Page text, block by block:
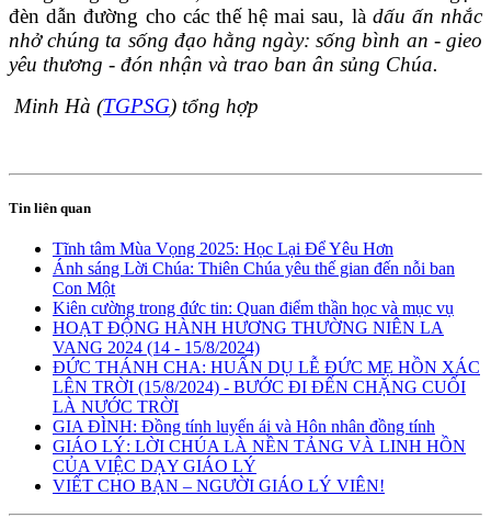
đèn dẫn đường cho các thế hệ mai sau, là dấu ấn nhắc
nhở chúng ta sống đạo hằng ngày: sống bình an - gieo
yêu thương - đón nhận và trao ban ân sủng Chúa.
Minh Hà (TGPSG) tổng hợp
Tin liên quan
Tĩnh tâm Mùa Vọng 2025: Học Lại Để Yêu Hơn
Ánh sáng Lời Chúa: Thiên Chúa yêu thế gian đến nỗi ban
Con Một
Kiên cường trong đức tin: Quan điểm thần học và mục vụ
HOẠT ĐỘNG HÀNH HƯƠNG THƯỜNG NIÊN LA
VANG 2024 (14 - 15/8/2024)
ĐỨC THÁNH CHA: HUẤN DỤ LỄ ĐỨC MẸ HỒN XÁC
LÊN TRỜI (15/8/2024) - BƯỚC ĐI ĐẾN CHẶNG CUỐI
LÀ NƯỚC TRỜI
GIA ĐÌNH: Đồng tính luyến ái và Hôn nhân đồng tính
GIÁO LÝ: LỜI CHÚA LÀ NỀN TẢNG VÀ LINH HỒN
CỦA VIỆC DẠY GIÁO LÝ
VIẾT CHO BẠN – NGƯỜI GIÁO LÝ VIÊN!